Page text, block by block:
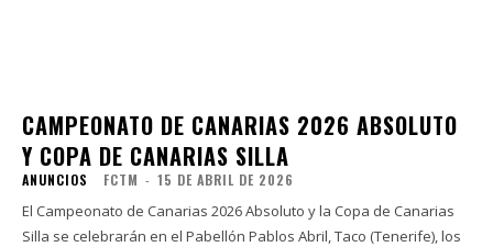
CAMPEONATO DE CANARIAS 2026 ABSOLUTO
Y COPA DE CANARIAS SILLA
ANUNCIOS FCTM - 15 DE ABRIL DE 2026
El Campeonato de Canarias 2026 Absoluto y la Copa de Canarias
Silla se celebrarán en el Pabellón Pablos Abril, Taco (Tenerife), los